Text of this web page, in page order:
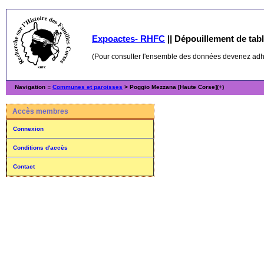
Expoactes- RHFC || Dépouillement de
(Pour consulter l'ensemble des données devenez
Navigation :: Communes et paroisses > Poggio Mezzana [Haute Corse](+)
Accès membres
Connexion
Conditions d'accès
Contact